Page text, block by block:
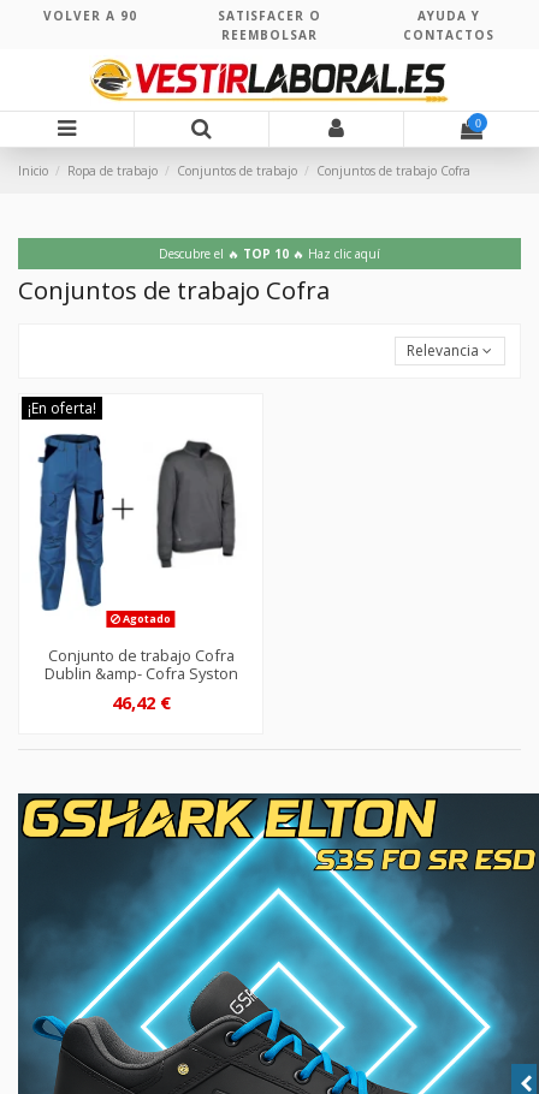
VOLVER A 90
SATISFACER O
REEMBOLSAR
AYUDA Y
CONTACTOS
0
Inicio Ropa de trabajo Conjuntos de trabajo Conjuntos de trabajo Cofra
Descubre el 🔥 TOP 10 🔥 Haz clic aquí
Conjuntos de trabajo Cofra
Relevancia
¡En oferta!
Agotado
Conjunto de trabajo Cofra
Dublin &amp- Cofra Syston
46,42 €